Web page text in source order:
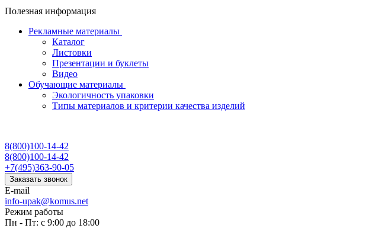
Полезная информация
Рекламные материалы
Каталог
Листовки
Презентации и буклеты
Видео
Обучающие материалы
Экологичность упаковки
Типы материалов и критерии качества изделий
8(800)100-14-42
8(800)100-14-42
+7(495)363-90-05
Заказать звонок
E-mail
info-upak@komus.net
Режим работы
Пн - Пт: с 9:00 до 18:00